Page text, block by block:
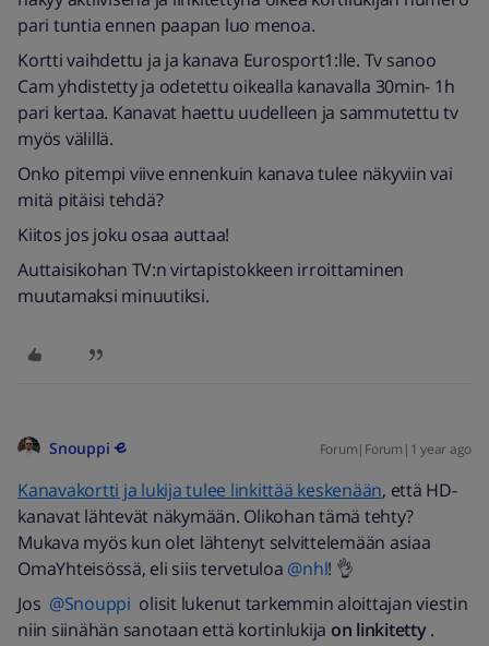
pari tuntia ennen paapan luo menoa.
Kortti vaihdettu ja ja kanava Eurosport1:lle. Tv sanoo
Cam yhdistetty ja odetettu oikealla kanavalla 30min- 1h
pari kertaa. Kanavat haettu uudelleen ja sammutettu tv
myös välillä.
Onko pitempi viive ennenkuin kanava tulee näkyviin vai
mitä pitäisi tehdä?
Kiitos jos joku osaa auttaa!
Auttaisikohan TV:n virtapistokkeen irroittaminen
muutamaksi minuutiksi.
Snouppi Forum|Forum|1 year ago
Kanavakortti ja lukija tulee linkittää keskenään, että HD-
kanavat lähtevät näkymään. Olikohan tämä tehty?
Mukava myös kun olet lähtenyt selvittelemään asiaa
OmaYhteisössä, eli siis tervetuloa ​ @nhl! 👌
Jos ​ @Snouppi olisit lukenut tarkemmin aloittajan viestin
niin siinähän sanotaan että kortinlukija on linkitetty.